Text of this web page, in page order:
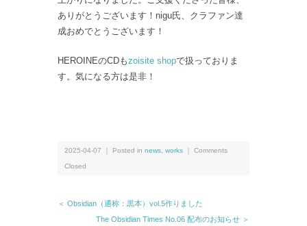
ありがとうございます！nigu氏、クラファン達
成おめでとうございます！
HEROINEのCDもzoisite shopで扱っておりま
す。気になる方は是非！
2025-04-07 ｜ Posted in news works Comments
Closed
＜ Obsidian（通称：黒本）vol.5作りました
The Obsidian Times No.06 配布のお知らせ ＞